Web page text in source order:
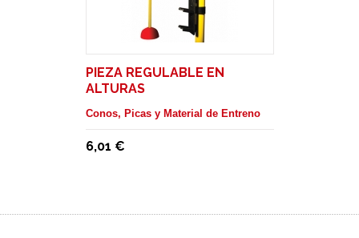
PIEZA REGULABLE EN
ALTURAS
Conos, Picas y Material de Entreno
6,01 €